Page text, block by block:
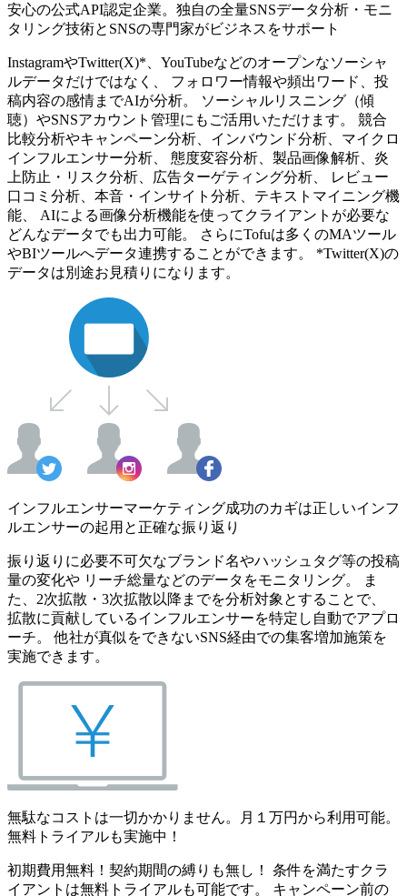
安心の公式API認定企業。独自の全量SNSデータ分析・モニ
タリング技術とSNSの専門家がビジネスをサポート
InstagramやTwitter(X)*、YouTubeなどのオープンなソーシャ
ルデータだけではなく、 フォロワー情報や頻出ワード、投
稿内容の感情までAIが分析。 ソーシャルリスニング（傾
聴）やSNSアカウント管理にもご活用いただけます。 競合
比較分析やキャンペーン分析、インバウンド分析、マイクロ
インフルエンサー分析、 態度変容分析、製品画像解析、炎
上防止・リスク分析、広告ターゲティング分析、 レビュー
口コミ分析、本音・インサイト分析、テキストマイニング機
能、 AIによる画像分析機能を使ってクライアントが必要な
どんなデータでも出力可能。 さらにTofuは多くのMAツール
やBIツールへデータ連携することができます。 *Twitter(X)の
データは別途お見積りになります。
インフルエンサーマーケティング成功のカギは正しいインフ
ルエンサーの起用と正確な振り返り
振り返りに必要不可欠なブランド名やハッシュタグ等の投稿
量の変化や リーチ総量などのデータをモニタリング。 ま
た、2次拡散・3次拡散以降までを分析対象とすることで、
拡散に貢献しているインフルエンサーを特定し自動でアプロ
ーチ。 他社が真似をできないSNS経由での集客増加施策を
実施できます。
無駄なコストは一切かかりません。月１万円から利用可能。
無料トライアルも実施中！
初期費用無料！契約期間の縛りも無し！ 条件を満たすクラ
イアントは無料トライアルも可能です。 キャンペーン前の